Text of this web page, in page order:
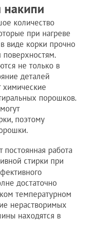
количество
при нагреве
виде корки прочно
поверхностям.
не только в
деталей
порошков.
поэтому
постоянная работа
стирки при
достаточно
температурном
нерастворимых
находятся в